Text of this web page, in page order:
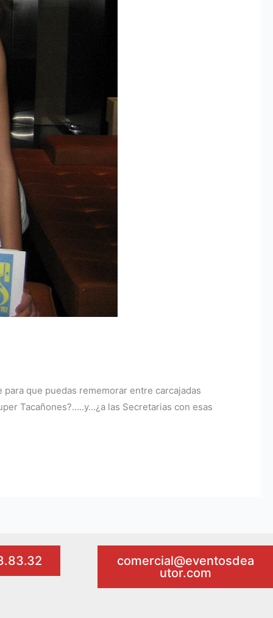
que puedas rememorar entre carcajadas
Tacañones?…..y…¿a las Secretarias con esas
comercial@eventosdea
utor.com